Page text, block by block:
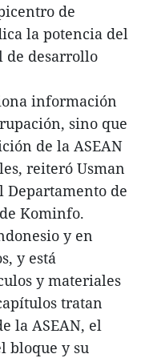
de
la potencia del
de desarrollo
información
sino que
de la ASEAN
reiteró Usman
Departamento de
Kominfo.
y en
y está
y materiales
tratan
la ASEAN, el
bloque y su